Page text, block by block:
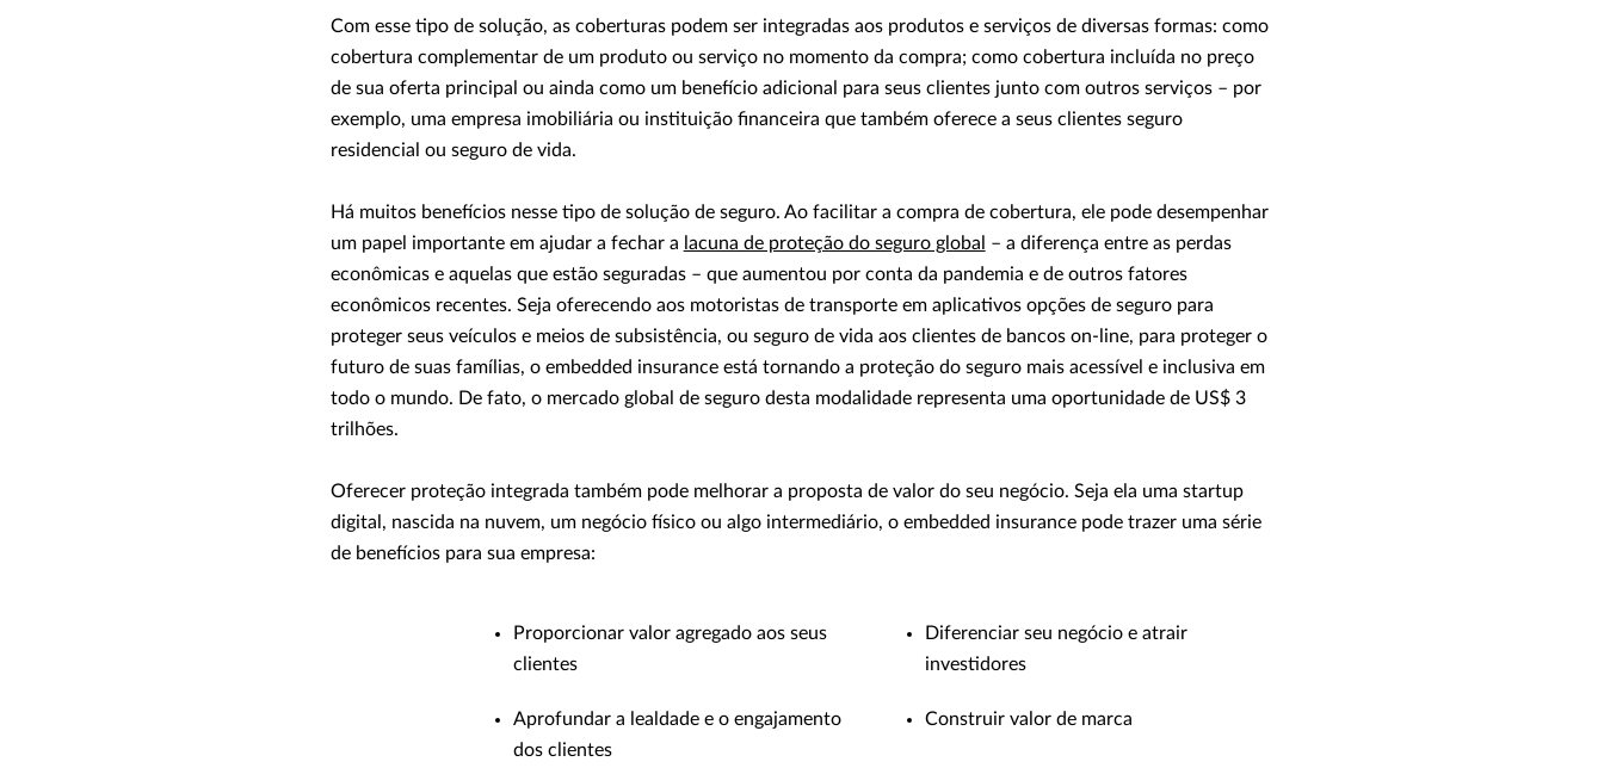
Com esse tipo de solução, as coberturas podem ser integradas aos produtos e serviços de diversas formas: como
cobertura complementar de um produto ou serviço no momento da compra; como cobertura incluída no preço
de sua oferta principal ou ainda como um benefício adicional para seus clientes junto com outros serviços – por
exemplo, uma empresa imobiliária ou instituição financeira que também oferece a seus clientes seguro
residencial ou seguro de vida.
Há muitos benefícios nesse tipo de solução de seguro. Ao facilitar a compra de cobertura, ele pode desempenhar
um papel importante em ajudar a fechar a lacuna de proteção do seguro global
– a diferença entre as perdas
econômicas e aquelas que estão seguradas – que aumentou por conta da pandemia e de outros fatores
econômicos recentes. Seja oferecendo aos motoristas de transporte em aplicativos opções de seguro para
proteger seus veículos e meios de subsistência, ou seguro de vida aos clientes de bancos on-line, para proteger o
futuro de suas famílias, o embedded insurance está tornando a proteção do seguro mais acessível e inclusiva em
todo o mundo. De fato, o mercado global de seguro desta modalidade representa uma oportunidade de US$ 3
trilhões.
Oferecer proteção integrada também pode melhorar a proposta de valor do seu negócio. Seja ela uma startup
digital, nascida na nuvem, um negócio físico ou algo intermediário, o embedded insurance pode trazer uma série
de benefícios para sua empresa:
Proporcionar valor agregado aos seus
clientes
Aprofundar a lealdade e o engajamento
dos clientes
Diferenciar seu negócio e atrair
investidores
Construir valor de marca